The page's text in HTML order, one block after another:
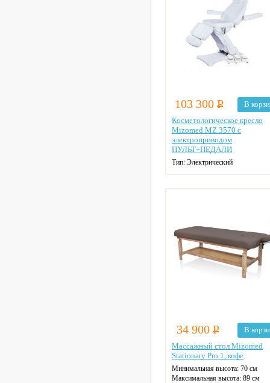
103 300 Р
В
Косметологическое кресло
Mizomed MZ 3570 с
электроприводом
ПУЛЬТ+ПЕДАЛИ
Тип: Электрический
Габаритные размеры:
34 900 Р
В
Массажный стол Mizomed
Stationary Pro 1, кофе
Минимальная высота: 70 см
Максимальная высота: 89 см